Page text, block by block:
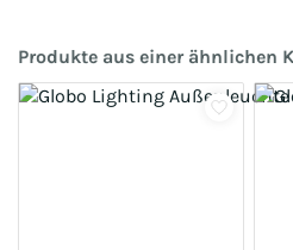
Produkte aus einer ähnlichen